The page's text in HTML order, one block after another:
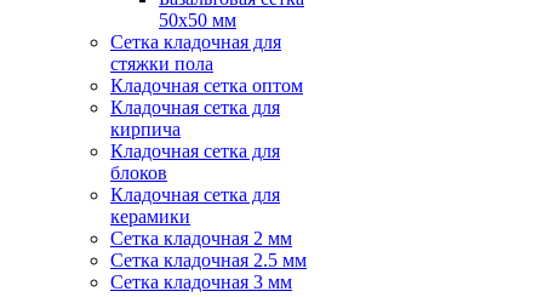
50x50 мм
Сетка кладочная для
стяжки пола
Кладочная сетка оптом
Кладочная сетка для
кирпича
Кладочная сетка для
блоков
Кладочная сетка для
керамики
Сетка кладочная 2 мм
Сетка кладочная 2.5 мм
Сетка кладочная 3 мм